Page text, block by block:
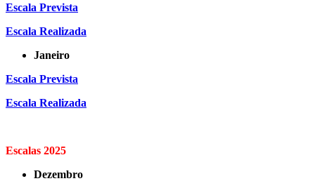
Escala Prevista
Escala Realizada
Janeiro
Escala Prevista
Escala Realizada
Escalas 2025
Dezembro